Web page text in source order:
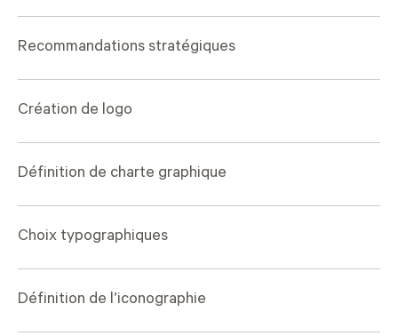
Recommandations stratégiques
Création de logo
Définition de charte graphique
Choix typographiques
Définition de l’iconographie